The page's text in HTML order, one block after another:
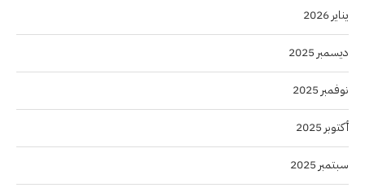
يناير 2026
ديسمبر 2025
نوفمبر 2025
أكتوبر 2025
سبتمبر 2025